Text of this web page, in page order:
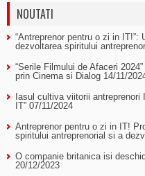
NOUTATI
“Antreprenor pentru o zi in
dezvoltarea spiritului
“Serile Filmului de Afaceri
prin Cinema si Dialog 14/11/
Iasul cultiva viitorii antreprenori
IT” 07/11/2024
Antreprenor pentru o zi in IT!
spiritului antreprenorial si a
O companie britanica isi
20/12/2023